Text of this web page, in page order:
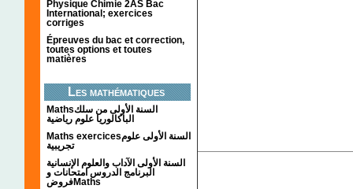
Physique Chimie 2AS Bac
International; exercices
corriges
Épreuves du bac et correction,
toutes options et toutes
matières
Les mathématiques
Mathsالسنة الأولى من سلك
الباكالوريا علوم رياضية
Maths exercicesالسنة الأولى علوم
تجريبية
السنة الأولى الآداب والعلوم الإنسانية
البرنامج الدروس امتحانات و
فروضMaths